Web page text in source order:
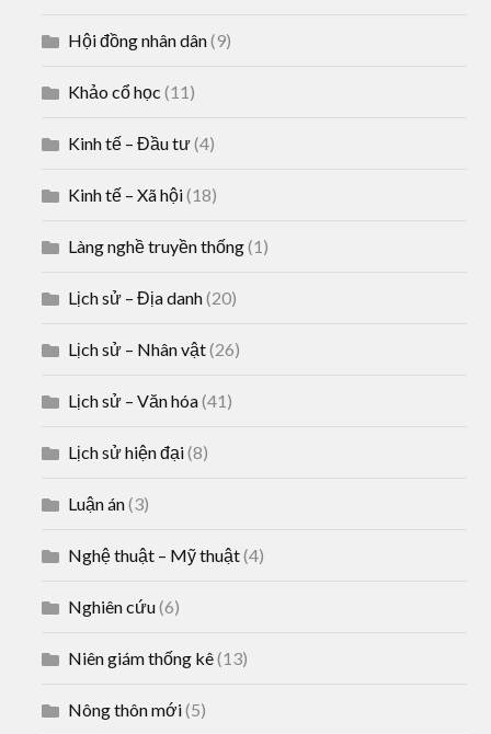
Hội đồng nhân dân(9)
Khảo cổ học (11)
Kinh tế – Đầu tư(4)
Kinh tế – Xã hội(18)
Làng nghề truyền thống(1)
Lịch sử – Địa danh(20)
Lịch sử – Nhân vật(26)
Lịch sử – Văn hóa(41)
Lịch sử hiện đại(8)
Luận án(3)
Nghệ thuật – Mỹ thuật(4)
Nghiên cứu(6)
Niên giám thống kê(13)
Nông thôn mới(5)